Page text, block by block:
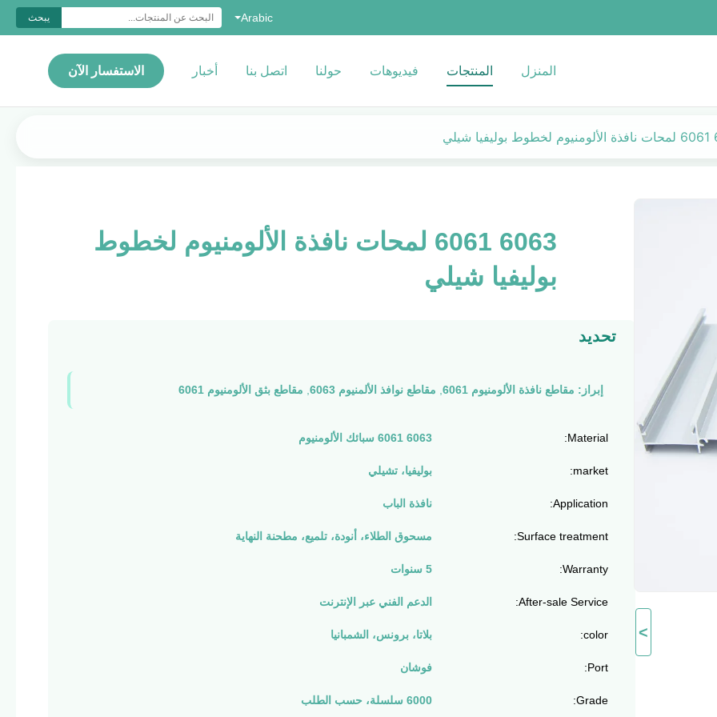
Arabic يبحث
المنزل المنتجات فيديوهات حولنا اتصل بنا أخبار الاستفسار الآن
>
6063 6061 لمحات نافذة الألومنيوم لخطوط
بوليفيا شيلي
تحديد
إبراز: مقاطع نافذة الألومنيوم 6061 , مقاطع نوافذ الألمنيوم 6063 , مقاطع بثق الألومنيوم 6061
Material: 6063 6061 سبائك الألومنيوم
market: بوليفيا، تشيلي
Application: نافذة الباب
Surface treatment: مسحوق الطلاء، أنودة، تلميع، مطحنة النهاية
Warranty: 5 سنوات
After-sale Service: الدعم الفني عبر الإنترنت
color: بلاتا، برونس، الشمبانيا
Port: فوشان
Grade: 6000 سلسلة، حسب الطلب